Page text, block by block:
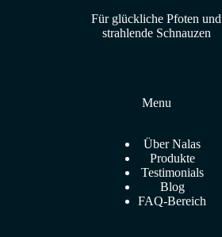
prodotto
Für glückliche Pfoten und
strahlende Schnauzen
Menu
Über Nalas
Produkte
Testimonials
Blog
FAQ-Bereich